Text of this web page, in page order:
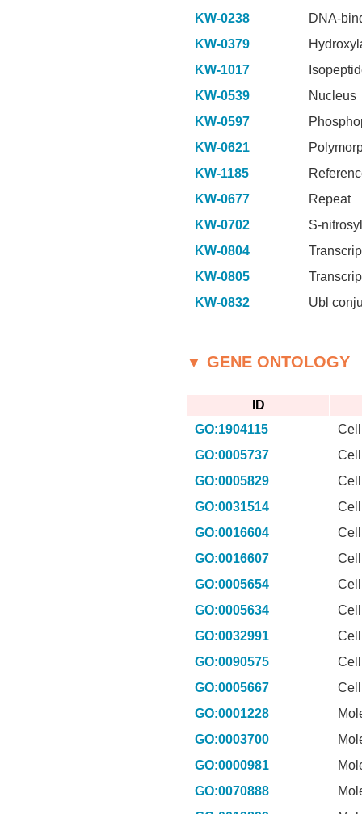
KW-0238
DNA-
KW-0379
KW-1017
KW-0539
Nucleus
KW-0597
KW-0621
KW-1185
KW-0677
Repeat
KW-0702
S-
KW-0804
KW-0805
KW-0832
Ubl
▼ GENE ONTOLOGY
ID
GO:1904115
GO:0005737
GO:0005829
GO:0031514
GO:0016604
GO:0016607
GO:0005654
GO:0005634
GO:0032991
GO:0090575
GO:0005667
GO:0001228
GO:0003700
GO:0000981
GO:0070888